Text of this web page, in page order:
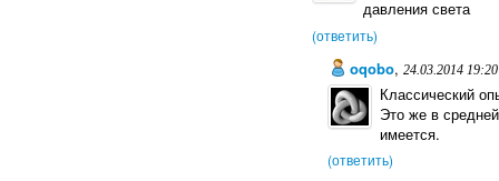
давления света
(ответить)
oqobo,24.03.2014 19:20
Классический
Это же в
имеется.
(ответить)